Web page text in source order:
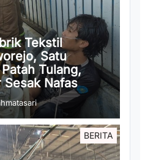
Tekstil
Satu
Tulang,
Sesak Nafas
BERITA